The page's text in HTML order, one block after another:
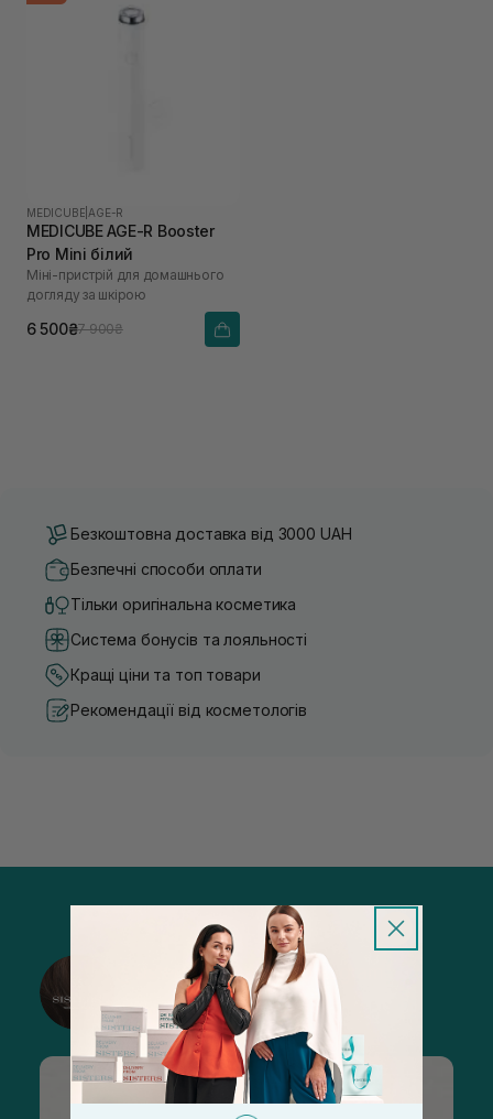
MEDICUBE AGE-R
MEDICUBE AGE-R Booster
Pro Mini білий
Міні-пристрій для домашнього
догляду за шкірою
6 500₴7 900₴
Безкоштовна доставка від 3000 UAH
Безпечні способи оплати
Тільки оригінальна косметика
Система бонусів та лояльності
Кращі ціни та топ товари
Рекомендації від косметологів
@sisters_stelmakh в Instagram
Підписатися